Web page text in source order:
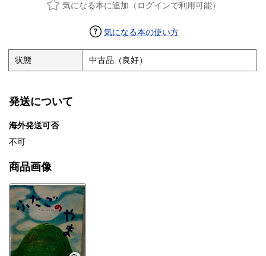
気になる本に追加（ログインで利用可能）
気になる本の使い方
状態 中古品（良好）
発送について
海外発送可否
不可
商品画像